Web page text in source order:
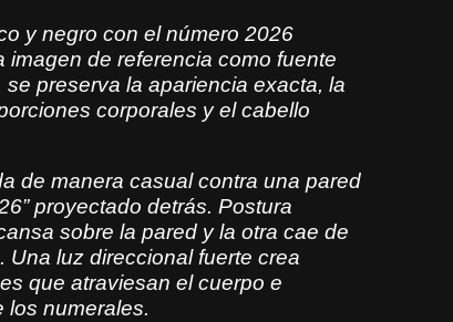
que atraviesan el cuerpo e intersectan
natural y contemplativa,
textura
dramáticas. Composición
de moda, alto
iluminación cinematográfica, pose
minimalismo. –ar 3:4 –
y negro con el número 2026
imagen de referencia como fuente
preserva la apariencia exacta, la
corporales y el cabello
de manera casual contra una pared
proyectado detrás. Postura
sobre la pared y la otra cae de
Una luz direccional fuerte crea
que atraviesan el cuerpo e
los numerales.